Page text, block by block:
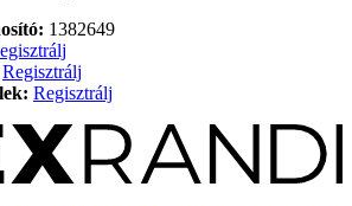
1382649
Regisztrálj
Regisztrálj